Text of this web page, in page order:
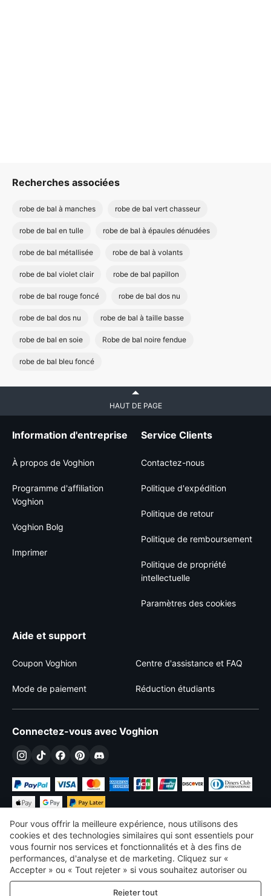
Recherches associées
robe de bal à manches robe de bal vert chasseur
robe de bal en tulle robe de bal à épaules dénudées
robe de bal métallisée robe de bal à volants
robe de bal violet clair robe de bal papillon
robe de bal rouge foncé robe de bal dos nu
robe de bal dos nu robe de bal à taille basse
robe de bal en soie Robe de bal noire fendue
robe de bal bleu foncé
HAUT DE PAGE
Information d'entreprise
À propos de Voghion
Programme d'affiliation
Voghion
Voghion Bolg
Imprimer
Service Clients
Contactez-nous
Politique d'expédition
Politique de retour
Politique de remboursement
Politique de propriété
intellectuelle
Paramètres des cookies
Aide et support
Coupon Voghion Centre d'assistance et FAQ
Mode de paiement Réduction étudiants
Connectez-vous avec Voghion
€ EUR France
©2026 Voghion
termes et conditions
Pour vous offrir la meilleure expérience, nous utilisons des
cookies et des technologies similaires qui sont essentiels pour
vous fournir nos services et fonctionnalités et à des fins de
performances, d'analyse et de marketing. Cliquez sur «
Accepter » ou « Tout rejeter » si vous souhaitez autoriser ou
refuser tout. cookies à des fins de performance, d’analyse et
de marketing. Pour plus de détails, consultez notre
Rejeter tout